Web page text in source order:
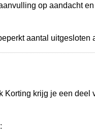
op aandacht
aantal
Korting krijg je een